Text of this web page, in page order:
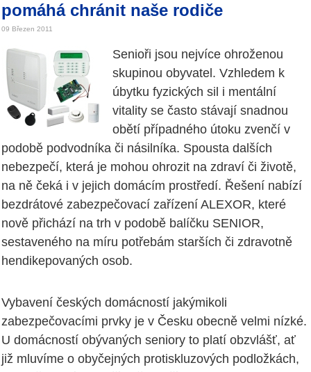
pomáhá chránit naše rodiče
09 Březen 2011
Senioři jsou nejvíce ohroženou
skupinou obyvatel. Vzhledem k
úbytku fyzických sil i mentální
vitality se často stávají snadnou
obětí případného útoku zvenčí v
podobě podvodníka či násilníka. Spousta dalších
nebezpečí, která je mohou ohrozit na zdraví či životě,
na ně čeká i v jejich domácím prostředí. Řešení nabízí
bezdrátové zabezpečovací zařízení ALEXOR, které
nově přichází na trh v podobě balíčku SENIOR,
sestaveného na míru potřebám starších či zdravotně
hendikepovaných osob.
Vybavení českých domácností jakýmikoli
zabezpečovacími prvky je v Česku obecně velmi nízké.
U domácností obývaných seniory to platí obzvlášť, ať
již mluvíme o obyčejných protiskluzových podložkách,